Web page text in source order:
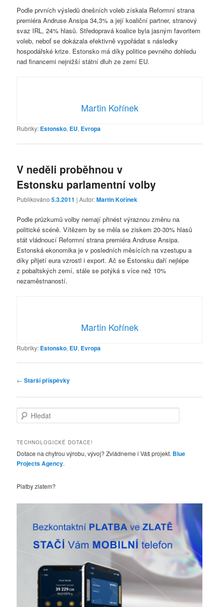
Podle prvních výsledů dnešních voleb získala Reformní strana
premiéra Andruse Ansipa 34,3% a její koaliční partner, stranový
svaz IRL, 24% hlasů. Středopravá koalice byla jasným favoritem
voleb, neboť se dokázala efektivně vypořádat s následky
hospodářské krize. Estonsko má díky politice pevného dohledu
nad financemi nejnižší státní dluh ze zemí EU.
Martin Kořínek
Rubriky: Estonsko, EU, Evropa
V neděli proběhnou v
Estonsku parlamentní volby
Publikováno5.3.2011 | Autor:Martin Kořínek
Podle průzkumů volby nemají přinést výraznou změnu na
politické scéně. Vítězem by se měla se ziskem 20-30% hlasů
stát vládnoucí Reformní strana premiéra Andruse Ansipa.
Estonská ekonomika je v posledních měsících na vzestupu a
díky přijetí eura vzrostl i export. Ač se Estonsku daří nejlépe
z pobaltských zemí, stále se potýká s více než 10%
nezaměstnaností.
Martin Kořínek
Rubriky: Estonsko, EU, Evropa
Navigace
příspěvky
← Starší příspěvky
l
d
t
TECHNOLOGICKÉ DOTACE!
Dotace na chytrou výrobu, vývoj? Zvládneme i Váš projekt. Blue
Projects Agency.
Platby zlatem?